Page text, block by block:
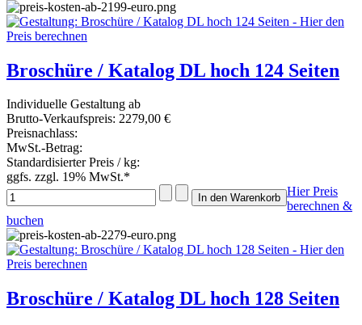
Broschüre / Katalog DL hoch 124 Seiten
Individuelle Gestaltung ab
Brutto-Verkaufspreis: 2279,00 €
Preisnachlass:
MwSt.-Betrag:
Standardisierter Preis / kg:
ggfs. zzgl. 19% MwSt.*
Hier Preis
berechnen &
buchen
Broschüre / Katalog DL hoch 128 Seiten